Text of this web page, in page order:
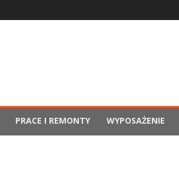
PRACE I REMONTY WYPOSAŻENIE